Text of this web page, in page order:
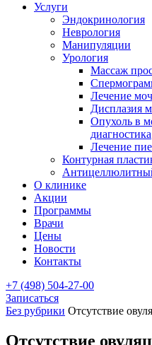
Услуги
Эндокринология
Неврология
Манипуляции
Урология
Массаж
Лечение
Дисплазия
Опухоль в
диагностика
Лечение
Контурная
О клинике
Акции
Программы
Врачи
Цены
Новости
Контакты
+7 (498) 504-27-00
Записаться
Без рубрики Отсутствие
Отсутствие